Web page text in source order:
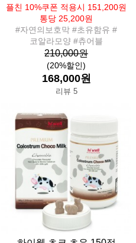
플친 10%쿠폰 적용시 151,200원
통당 25,200원
#자연의보호막 #초유함유 #
코알라모양 #츄어블
210,000원
(20%할인)
168,000원
리뷰 5